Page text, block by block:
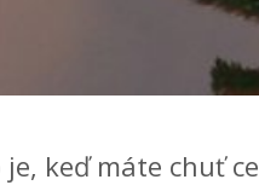
keď máte chuť